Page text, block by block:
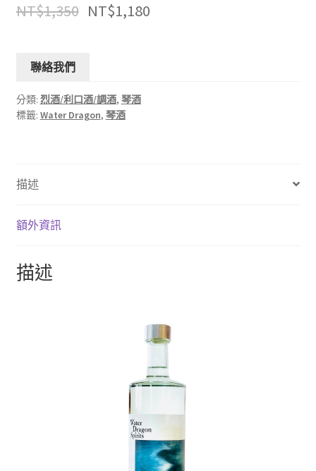
NT$1,350 NT$1,180
聯絡我們
分類: 烈酒/利口酒/調酒, 琴酒
標籤: Water Dragon, 琴酒
描述
額外資訊
描述